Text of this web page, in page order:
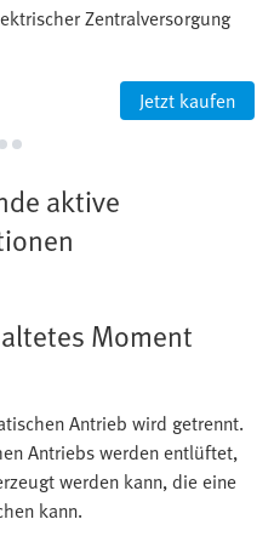
Zentralversorgung
Jetzt kaufen
aktive
Moment
Antrieb wird getrennt.
Antriebs werden entlüftet,
werden kann, die eine
kann.